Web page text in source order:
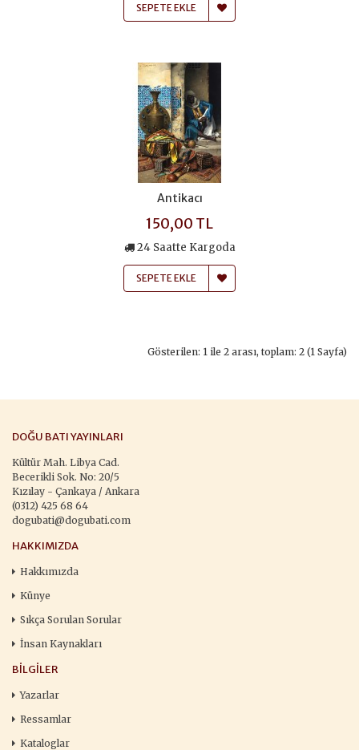
SEPETE EKLE
Antikacı
150,00 TL
24 Saatte Kargoda
SEPETE EKLE
Gösterilen: 1 ile 2 arası, toplam: 2 (1 Sayfa)
DOĞU BATI YAYINLARI
Kültür Mah. Libya Cad.
Becerikli Sok. No: 20/5
Kızılay - Çankaya / Ankara
(0312) 425 68 64
dogubati@dogubati.com
HAKKIMIZDA
Hakkımızda
Künye
Sıkça Sorulan Sorular
İnsan Kaynakları
BILGILER
Yazarlar
Ressamlar
Kataloglar